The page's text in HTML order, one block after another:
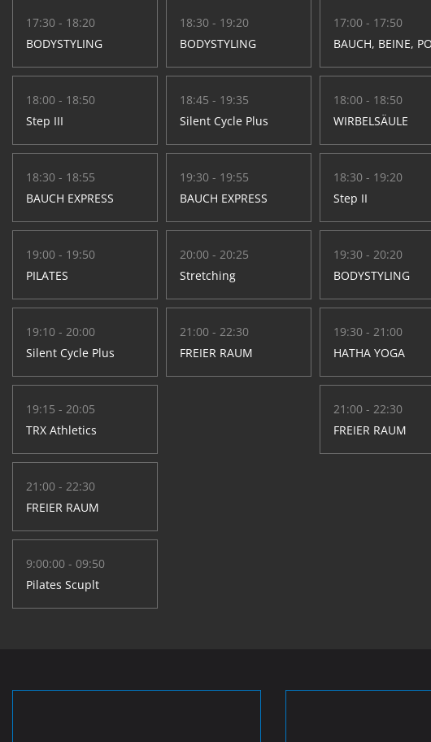
17:30 - 18:20
BODYSTYLING
18:00 - 18:50
Step III
18:30 - 18:55
BAUCH EXPRESS
19:00 - 19:50
PILATES
19:10 - 20:00
Silent Cycle Plus
19:15 - 20:05
TRX Athletics
21:00 - 22:30
FREIER RAUM
9:00:00 - 09:50
Pilates Scuplt
18:30 - 19:20
BODYSTYLING
18:45 - 19:35
Silent Cycle Plus
19:30 - 19:55
BAUCH EXPRESS
20:00 - 20:25
Stretching
21:00 - 22:30
FREIER RAUM
17:00 - 17:50
BAUCH, BEINE, PO
18:00 - 18:50
WIRBELSÄULE
18:30 - 19:20
Step II
19:30 - 20:20
BODYSTYLING
19:30 - 21:00
HATHA YOGA
21:00 - 22:30
FREIER RAUM